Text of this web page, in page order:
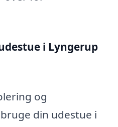
i Lyngerup
og
din udestue i